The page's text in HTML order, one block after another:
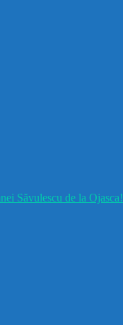
Săvulescu de la Ojasca!